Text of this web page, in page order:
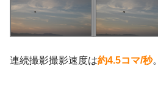
連続撮影撮影速度は約4.5コマ/秒。